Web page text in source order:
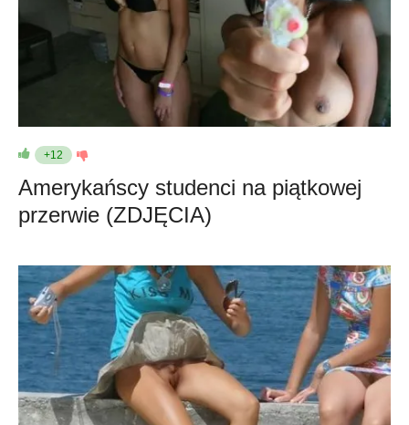
+12
Amerykańscy studenci na piątkowej
przerwie (ZDJĘCIA)